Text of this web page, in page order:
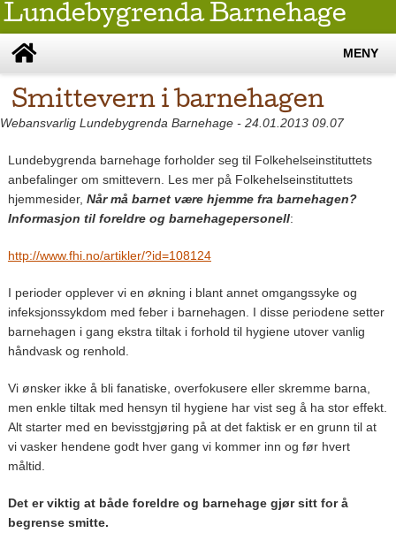
Lundebygrenda Barnehage
MENY
Smittevern i barnehagen
Webansvarlig Lundebygrenda Barnehage - 24.01.2013 09.07
Lundebygrenda barnehage forholder seg til Folkehelseinstituttets
anbefalinger om smittevern. Les mer på Folkehelseinstituttets
hjemmesider, Når må barnet være hjemme fra barnehagen?
Informasjon til foreldre og barnehagepersonell:
http://www.fhi.no/artikler/?id=108124
I perioder opplever vi en økning i blant annet omgangssyke og
infeksjonssykdom med feber i barnehagen. I disse periodene setter
barnehagen i gang ekstra tiltak i forhold til hygiene utover vanlig
håndvask og renhold.
Vi ønsker ikke å bli fanatiske, overfokusere eller skremme barna,
men enkle tiltak med hensyn til hygiene har vist seg å ha stor effekt.
Alt starter med en bevisstgjøring på at det faktisk er en grunn til at
vi vasker hendene godt hver gang vi kommer inn og før hvert
måltid.
Det er viktig at både foreldre og barnehage gjør sitt for å
begrense smitte.